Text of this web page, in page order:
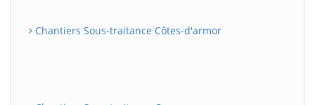
Chantiers Sous-traitance Côtes-d'armor